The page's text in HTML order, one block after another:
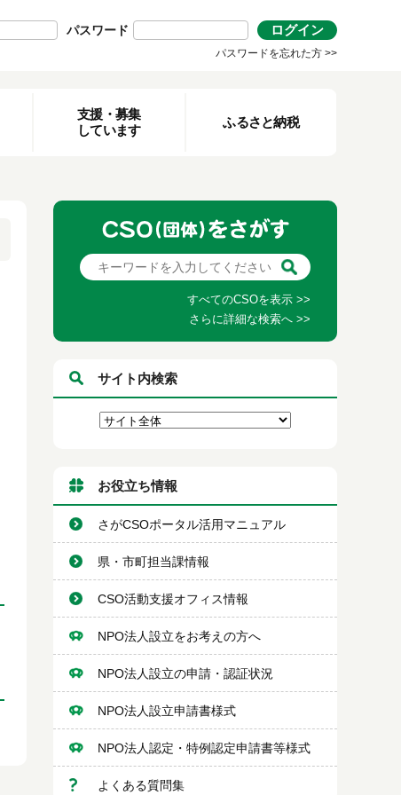
パスワード ログイン
パスワードを忘れた方 >>
支援・募集
しています
ふるさと納税
すべてのCSOを表示 >>
さらに詳細な検索へ >>
サイト内検索
お役立ち情報
さがCSOポータル活用マニュアル
県・市町担当課情報
CSO活動支援オフィス情報
NPO法人設立をお考えの方へ
NPO法人設立の申請・認証状況
NPO法人設立申請書様式
NPO法人認定・特例認定申請書等様式
よくある質問集